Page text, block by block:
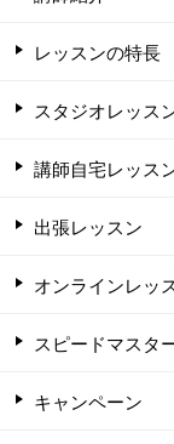
レッスンの特長
スタジオレッス
講師自宅レッス
出張レッスン
オンラインレッ
スピードマスタ
キャンペーン